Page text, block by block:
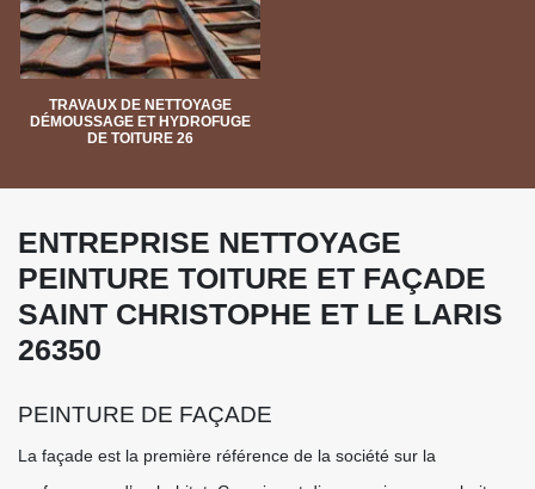
TRAVAUX DE NETTOYAGE
DÉMOUSSAGE ET HYDROFUGE
DE TOITURE 26
ENTREPRISE NETTOYAGE
PEINTURE TOITURE ET FAÇADE
SAINT CHRISTOPHE ET LE LARIS
26350
PEINTURE DE FAÇADE
La façade est la première référence de la société sur la